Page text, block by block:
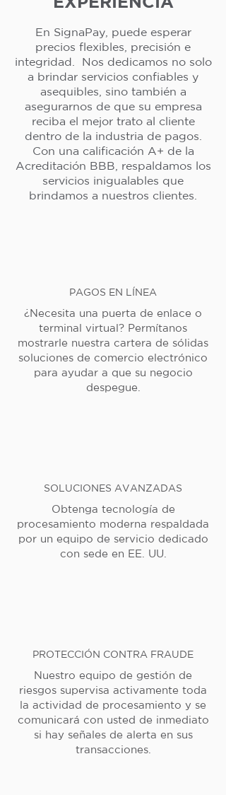
En SignaPay, puede esperar
precios flexibles, precisión e
integridad. Nos dedicamos no solo
a brindar servicios confiables y
asequibles, sino también a
asegurarnos de que su empresa
reciba el mejor trato al cliente
dentro de la industria de pagos.
Con una calificación A+ de la
Acreditación BBB, respaldamos los
servicios inigualables que
brindamos a nuestros clientes.
PAGOS EN LÍNEA
¿Necesita una puerta de enlace o
terminal virtual? Permítanos
mostrarle nuestra cartera de sólidas
soluciones de comercio electrónico
para ayudar a que su negocio
despegue.
SOLUCIONES AVANZADAS
Obtenga tecnología de
procesamiento moderna respaldada
por un equipo de servicio dedicado
con sede en EE. UU.
PROTECCIÓN CONTRA FRAUDE
Nuestro equipo de gestión de
riesgos supervisa activamente toda
la actividad de procesamiento y se
comunicará con usted de inmediato
si hay señales de alerta en sus
transacciones.